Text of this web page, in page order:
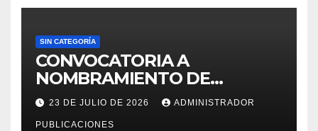
SIN CATEGORÍA
CONVOCATORIA A
NOMBRAMIENTO DE
PERSONAL DEL DECRETO
LEGISLATIVO 276 – 2026
23 DE JULIO DE 2026 ADMINISTRADOR
PUBLICACIONES